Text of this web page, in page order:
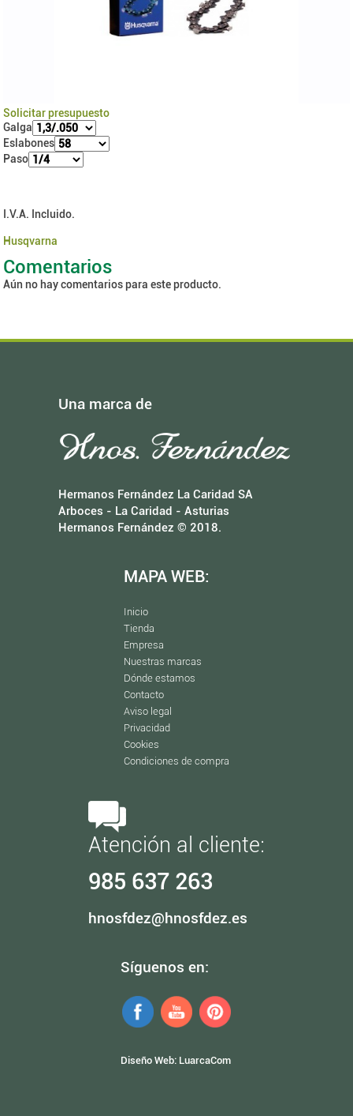
Solicitar presupuesto
Galga
Eslabones
Paso
I.V.A. Incluido.
Husqvarna
Comentarios
Aún no hay comentarios para este producto.
Una marca de
Hermanos Fernández La Caridad SA
Arboces - La Caridad - Asturias
Hermanos Fernández © 2018.
MAPA WEB:
Inicio
Tienda
Empresa
Nuestras marcas
Dónde estamos
Contacto
Aviso legal
Privacidad
Cookies
Condiciones de compra
Atención al cliente:
985 637 263
hnosfdez@hnosfdez.es
Síguenos en:
Diseño Web: LuarcaCom